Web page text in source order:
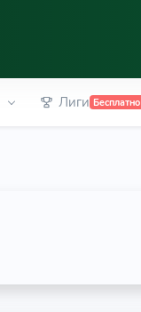
Лиги Бесплатно